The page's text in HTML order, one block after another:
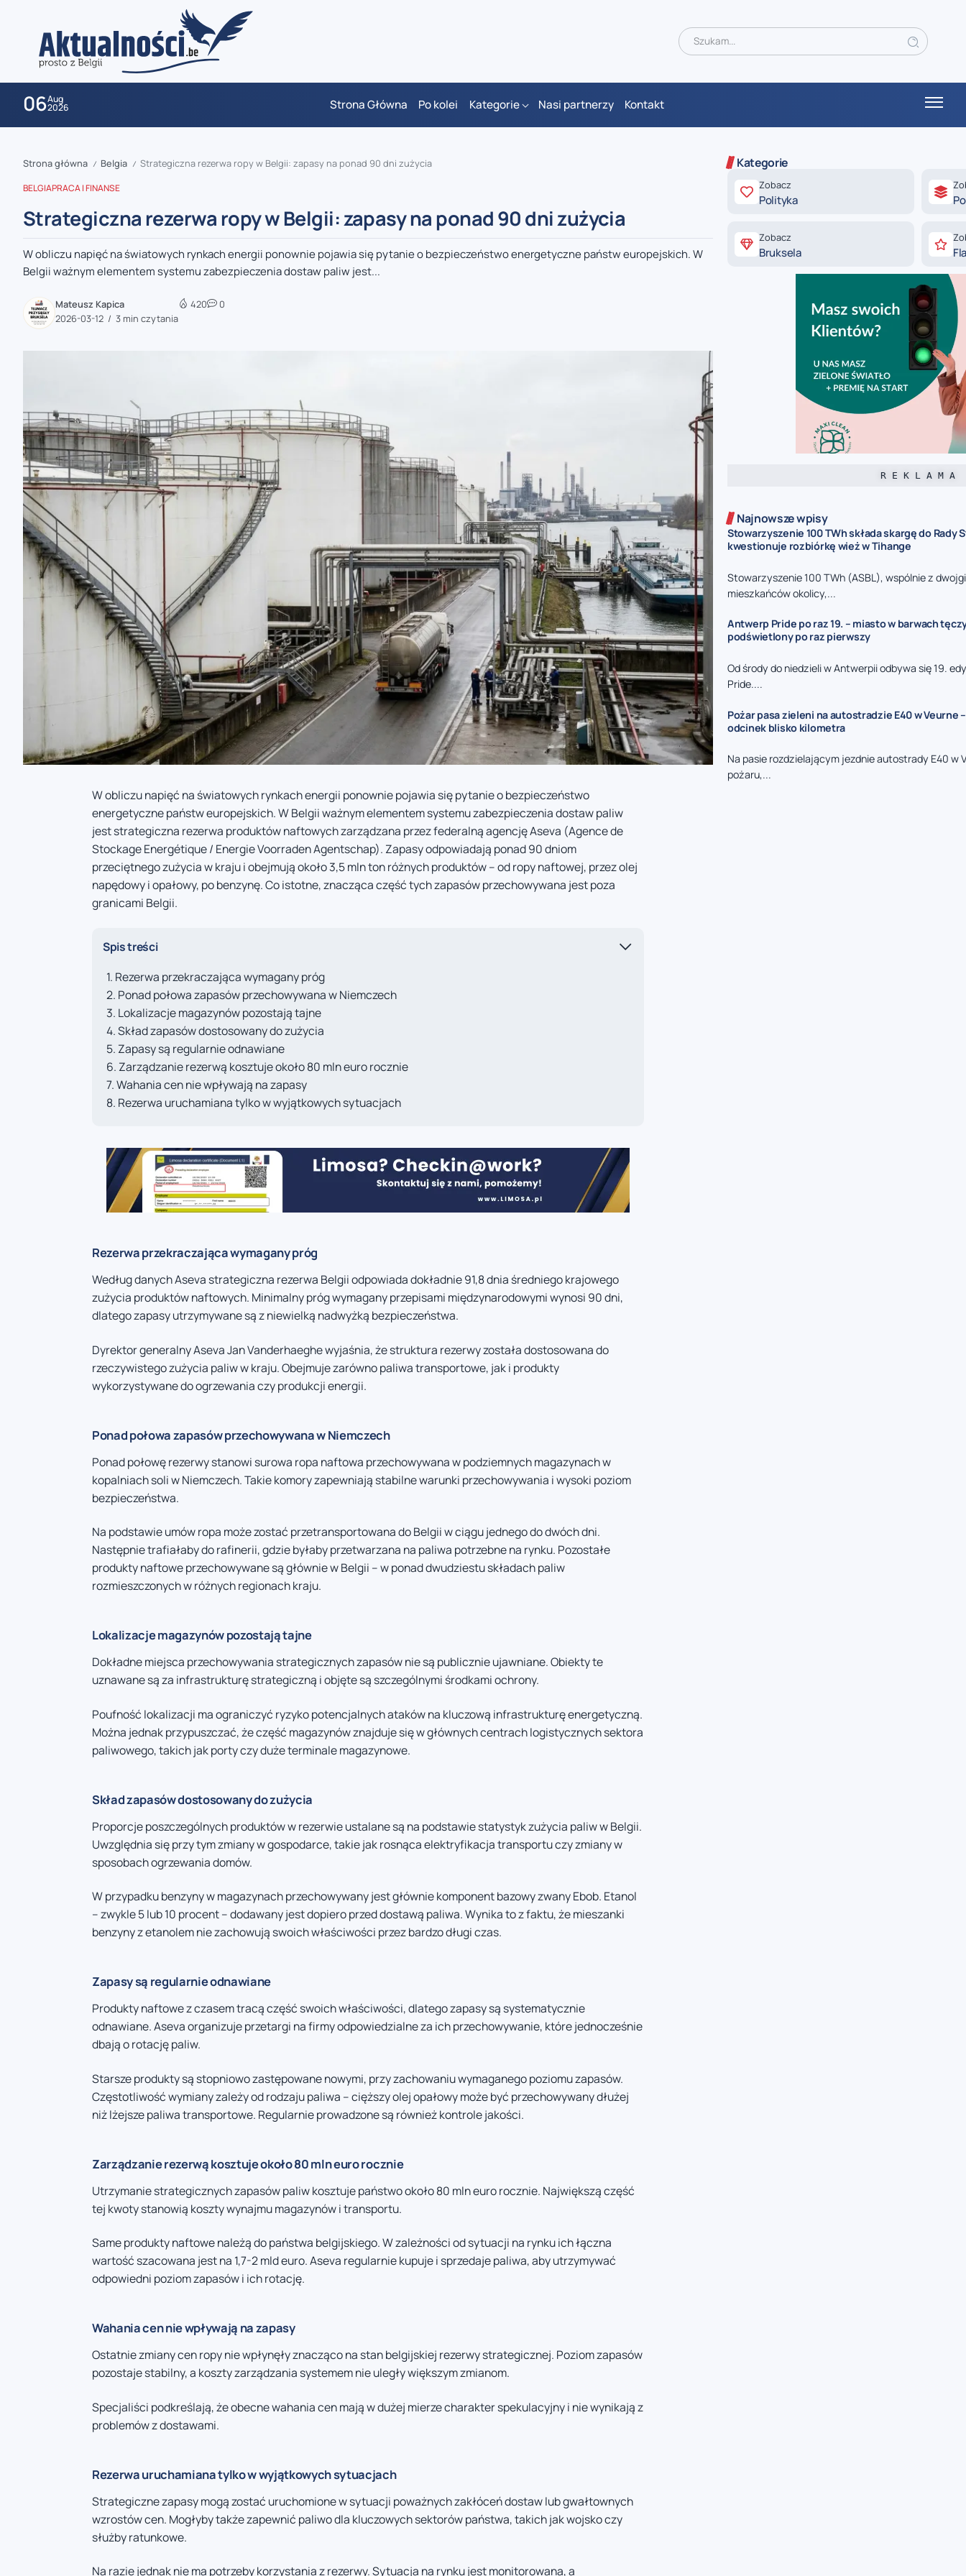
06Aug
2026 Strona Główna Po kolei Kategorie Nasi partnerzy Kontakt
zaobserwuj nas
zaobserwuj nas
zaobserwuj nas
zaobserwuj nas
Strona główna / Belgia / Strategiczna rezerwa ropy w Belgii: zapasy na ponad 90 dni zużycia
BELGIAPRACA I FINANSE
Strategiczna rezerwa ropy w Belgii: zapasy na ponad 90 dni zużycia
W obliczu napięć na światowych rynkach energii ponownie pojawia się pytanie o bezpieczeństwo energetyczne państw europejskich. W
Belgii ważnym elementem systemu zabezpieczenia dostaw paliw jest...
Mateusz Kapica
2026-03-12
3 min czytania
420 0
W obliczu napięć na światowych rynkach energii ponownie pojawia się pytanie o bezpieczeństwo
energetyczne państw europejskich. W Belgii ważnym elementem systemu zabezpieczenia dostaw paliw
jest strategiczna rezerwa produktów naftowych zarządzana przez federalną agencję Aseva (Agence de
Stockage Energétique / Energie Voorraden Agentschap). Zapasy odpowiadają ponad 90 dniom
przeciętnego zużycia w kraju i obejmują około 3,5 mln ton różnych produktów – od ropy naftowej, przez olej
napędowy i opałowy, po benzynę. Co istotne, znacząca część tych zapasów przechowywana jest poza
granicami Belgii.
Spis treści
Rezerwa przekraczająca wymagany próg
Ponad połowa zapasów przechowywana w Niemczech
Lokalizacje magazynów pozostają tajne
Skład zapasów dostosowany do zużycia
Zapasy są regularnie odnawiane
Zarządzanie rezerwą kosztuje około 80 mln euro rocznie
Wahania cen nie wpływają na zapasy
Rezerwa uruchamiana tylko w wyjątkowych sytuacjach
Rezerwa przekraczająca wymagany próg
Według danych Aseva strategiczna rezerwa Belgii odpowiada dokładnie 91,8 dnia średniego krajowego
zużycia produktów naftowych. Minimalny próg wymagany przepisami międzynarodowymi wynosi 90 dni,
dlatego zapasy utrzymywane są z niewielką nadwyżką bezpieczeństwa.
Dyrektor generalny Aseva Jan Vanderhaeghe wyjaśnia, że struktura rezerwy została dostosowana do
rzeczywistego zużycia paliw w kraju. Obejmuje zarówno paliwa transportowe, jak i produkty
wykorzystywane do ogrzewania czy produkcji energii.
Ponad połowa zapasów przechowywana w Niemczech
Ponad połowę rezerwy stanowi surowa ropa naftowa przechowywana w podziemnych magazynach w
kopalniach soli w Niemczech. Takie komory zapewniają stabilne warunki przechowywania i wysoki poziom
bezpieczeństwa.
Na podstawie umów ropa może zostać przetransportowana do Belgii w ciągu jednego do dwóch dni.
Następnie trafiałaby do rafinerii, gdzie byłaby przetwarzana na paliwa potrzebne na rynku. Pozostałe
produkty naftowe przechowywane są głównie w Belgii – w ponad dwudziestu składach paliw
rozmieszczonych w różnych regionach kraju.
Lokalizacje magazynów pozostają tajne
Dokładne miejsca przechowywania strategicznych zapasów nie są publicznie ujawniane. Obiekty te
uznawane są za infrastrukturę strategiczną i objęte są szczególnymi środkami ochrony.
Poufność lokalizacji ma ograniczyć ryzyko potencjalnych ataków na kluczową infrastrukturę energetyczną.
Można jednak przypuszczać, że część magazynów znajduje się w głównych centrach logistycznych sektora
paliwowego, takich jak porty czy duże terminale magazynowe.
Skład zapasów dostosowany do zużycia
Proporcje poszczególnych produktów w rezerwie ustalane są na podstawie statystyk zużycia paliw w Belgii.
Uwzględnia się przy tym zmiany w gospodarce, takie jak rosnąca elektryfikacja transportu czy zmiany w
sposobach ogrzewania domów.
W przypadku benzyny w magazynach przechowywany jest głównie komponent bazowy zwany Ebob. Etanol
– zwykle 5 lub 10 procent – dodawany jest dopiero przed dostawą paliwa. Wynika to z faktu, że mieszanki
benzyny z etanolem nie zachowują swoich właściwości przez bardzo długi czas.
Zapasy są regularnie odnawiane
Produkty naftowe z czasem tracą część swoich właściwości, dlatego zapasy są systematycznie
odnawiane. Aseva organizuje przetargi na firmy odpowiedzialne za ich przechowywanie, które jednocześnie
dbają o rotację paliw.
Starsze produkty są stopniowo zastępowane nowymi, przy zachowaniu wymaganego poziomu zapasów.
Częstotliwość wymiany zależy od rodzaju paliwa – cięższy olej opałowy może być przechowywany dłużej
niż lżejsze paliwa transportowe. Regularnie prowadzone są również kontrole jakości.
Zarządzanie rezerwą kosztuje około 80 mln euro rocznie
Utrzymanie strategicznych zapasów paliw kosztuje państwo około 80 mln euro rocznie. Największą część
tej kwoty stanowią koszty wynajmu magazynów i transportu.
Same produkty naftowe należą do państwa belgijskiego. W zależności od sytuacji na rynku ich łączna
wartość szacowana jest na 1,7-2 mld euro. Aseva regularnie kupuje i sprzedaje paliwa, aby utrzymywać
odpowiedni poziom zapasów i ich rotację.
Wahania cen nie wpływają na zapasy
Ostatnie zmiany cen ropy nie wpłynęły znacząco na stan belgijskiej rezerwy strategicznej. Poziom zapasów
pozostaje stabilny, a koszty zarządzania systemem nie uległy większym zmianom.
Specjaliści podkreślają, że obecne wahania cen mają w dużej mierze charakter spekulacyjny i nie wynikają z
problemów z dostawami.
Rezerwa uruchamiana tylko w wyjątkowych sytuacjach
Strategiczne zapasy mogą zostać uruchomione w sytuacji poważnych zakłóceń dostaw lub gwałtownych
wzrostów cen. Mogłyby także zapewnić paliwo dla kluczowych sektorów państwa, takich jak wojsko czy
służby ratunkowe.
Na razie jednak nie ma potrzeby korzystania z rezerwy. Sytuacja na rynku jest monitorowana, a
Kategorie
Zobacz
Polityka
Zobacz
Bruksela
R E K L A M A
Najnowsze wpisy
Stowarzyszenie 100 TWh składa skargę do Rady
kwestionuje rozbiórkę wież w Tihange
Stowarzyszenie 100 TWh (ASBL), wspólnie z
mieszkańców okolicy,...
Antwerp Pride po raz 19. – miasto w barwach
podświetlony po raz pierwszy
Od środy do niedzieli w Antwerpii odbywa się 19.
Pride....
Pożar pasa zieleni na autostradzie E40 w Veurne
odcinek blisko kilometra
Na pasie rozdzielającym jezdnie autostrady E40 w
pożaru,...